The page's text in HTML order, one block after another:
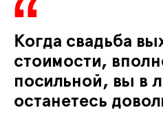
Когда свадьба
стоимости,
посильной, вы в
останетесь